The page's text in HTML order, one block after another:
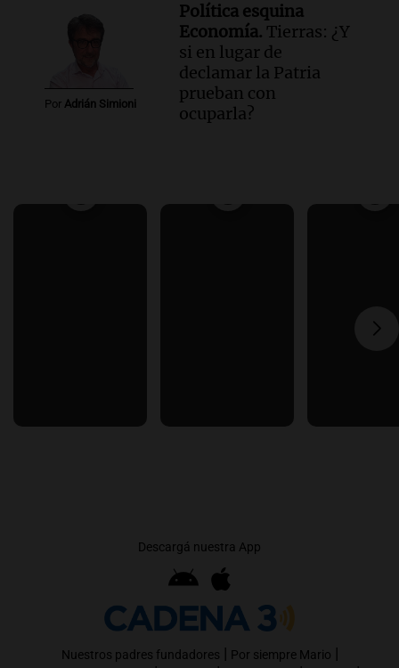
Por Adrián Simioni
Política esquina
Economía. Tierras: ¿Y
si en lugar de
declamar la Patria
prueban con
ocuparla?
Descargá nuestra App
Nuestros padres fundadores | Por siempre Mario |